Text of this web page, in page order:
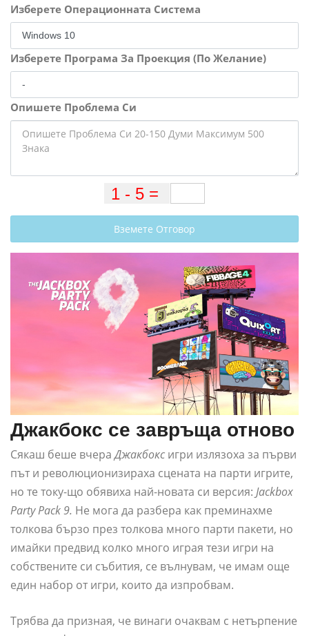
Изберете Операционната Система
Изберете Програма За Проекция (По Желание)
Опишете Проблема Си
Вземете Отговор
Джакбокс се завръща отново
Сякаш беше вчераДжакбокс игри излязоха за първи
път и революционизираха сцената на парти игрите,
но те току-що обявиха най-новата си версия: Jackbox
Party Pack 9. Не мога да разбера как преминахме
толкова бързо през толкова много парти пакети, но
имайки предвид колко много играя тези игри на
собствените си събития, се вълнувам, че имам още
един набор от игри, които да изпробвам.
Трябва да призная, че винаги очаквам с нетърпение